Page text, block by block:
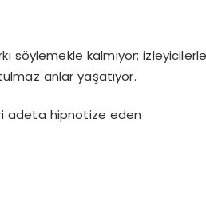
söylemekle kalmıyor;
anlar yaşatıyor.
adeta hipnotize eden